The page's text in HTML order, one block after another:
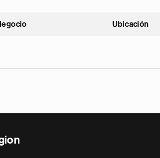
ascendente
Ubicación